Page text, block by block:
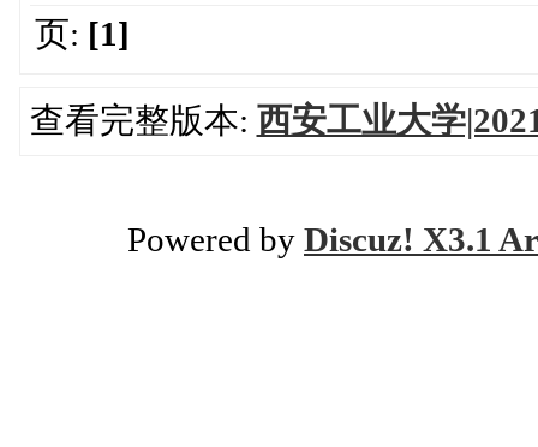
页: [1]
查看完整版本: 西安工业大学
Powered by Discuz! X3.1